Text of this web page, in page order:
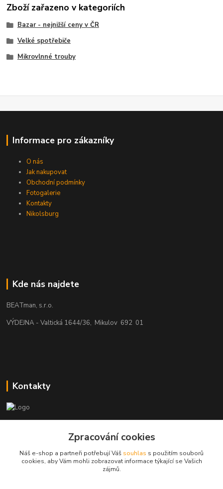
Zboží zařazeno v kategoriích
Bazar - nejnižší ceny v ČR
Velké spotřebiče
Mikrovlnné trouby
Informace pro zákazníky
O nás
Jak nakupovat
Obchodní podmínky
Fotogalerie
Kontakty
Nikolsburg
Kde nás najdete
BEATman, s.r.o.
VÝDEJNA - Valtická 1644/36, Mikulov 692 01
Kontakty
elektro@beatman.cz
Zpracování cookies
Náš e-shop a partneři potřebují Váš souhlas s použitím souborů
cookies, aby Vám mohli zobrazovat informace týkající se Vašich
zájmů.